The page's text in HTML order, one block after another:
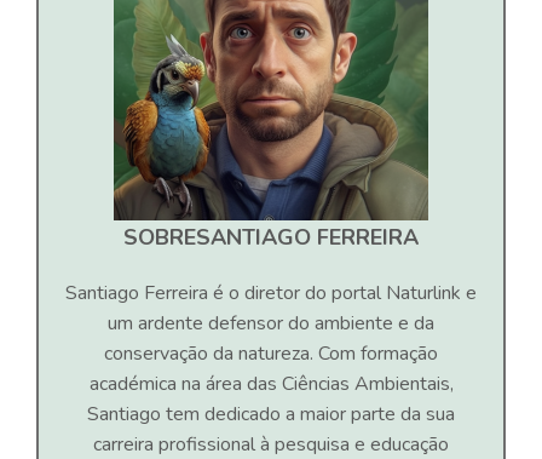
SOBRESANTIAGO FERREIRA
Santiago Ferreira é o diretor do portal Naturlink e
um ardente defensor do ambiente e da
conservação da natureza. Com formação
académica na área das Ciências Ambientais,
Santiago tem dedicado a maior parte da sua
carreira profissional à pesquisa e educação